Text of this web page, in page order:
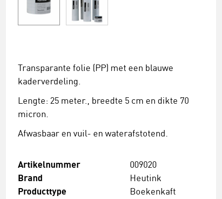
Transparante folie (PP) met een blauwe
kaderverdeling.
Lengte: 25 meter., breedte 5 cm en dikte 70
micron.
Afwasbaar en vuil- en waterafstotend.
Artikelnummer 009020
Brand Heutink
Producttype Boekenkaft